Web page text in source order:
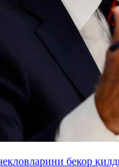
бекор